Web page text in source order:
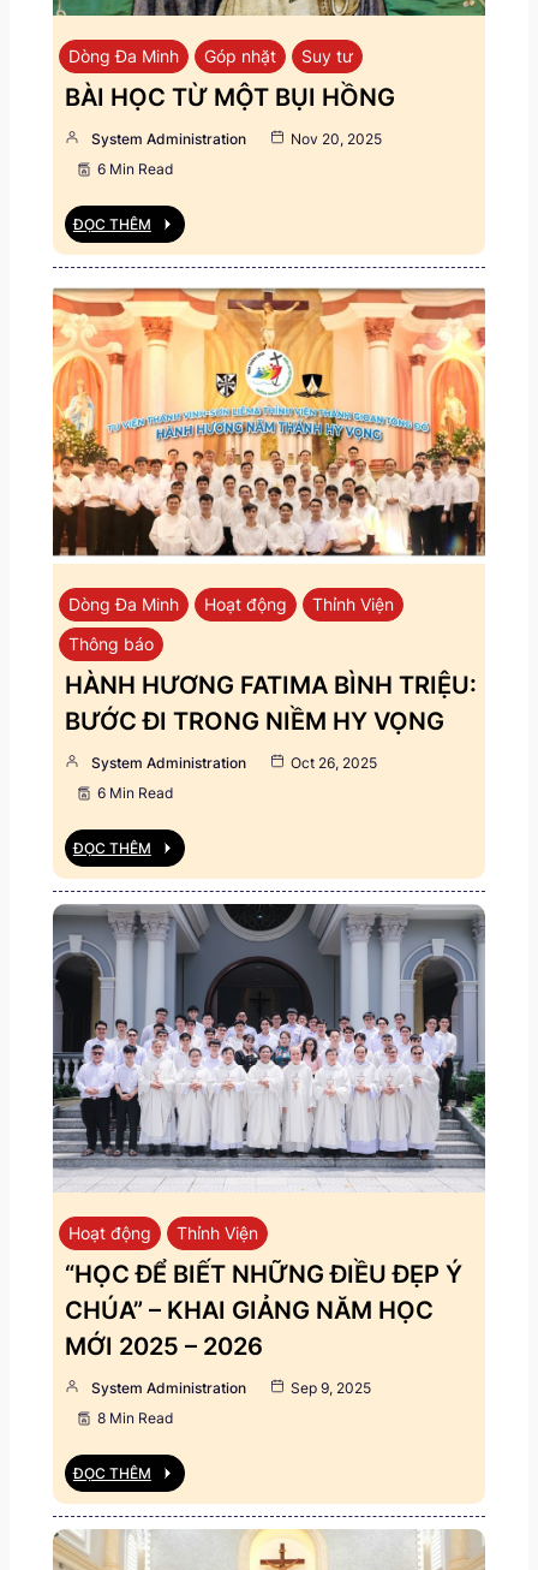
Dòng Đa Minh Góp nhặt Suy tư
BÀI HỌC TỪ MỘT BỤI HỒNG
System Administration
Nov 20, 2025
6 Min Read
ĐỌC THÊM
Dòng Đa Minh Hoạt động
Thỉnh Viện
Thông báo
HÀNH HƯƠNG FATIMA BÌNH TRIỆU:
BƯỚC ĐI TRONG NIỀM HY VỌNG
System Administration
Oct 26, 2025
6 Min Read
ĐỌC THÊM
Hoạt động Thỉnh Viện
“HỌC ĐỂ BIẾT NHỮNG ĐIỀU ĐẸP Ý
CHÚA” – KHAI GIẢNG NĂM HỌC
MỚI 2025 – 2026
System Administration
Sep 9, 2025
8 Min Read
ĐỌC THÊM